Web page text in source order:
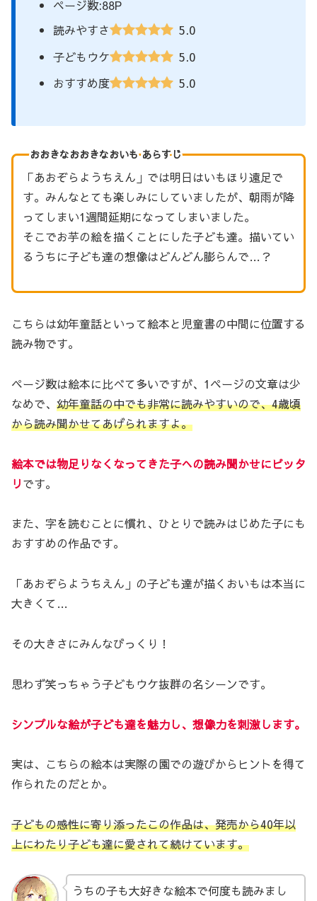
ページ数:88P
読みやすさ
5.0
子どもウケ 5.0
おすすめ度 5.0
おおきなおおきなおいも あらすじ
「あおぞらようちえん」では明日はいもほり遠足で
す。みんなとても楽しみにしていましたが、朝雨が降
ってしまい1週間延期になってしまいました。
そこでお芋の絵を描くことにした子ども達。描いてい
るうちに子ども達の想像はどんどん膨らんで…？
こちらは幼年童話といって絵本と児童書の中間に位置する
読み物です。
ページ数は絵本に比べて多いですが、1ページの文章は少
なめで、 幼年童話の中でも非常に読みやすいので、4歳頃
から読み聞かせてあげられますよ。
絵本では物足りなくなってきた子への読み聞かせにピッタ
リです。
また、字を読むことに慣れ、ひとりで読みはじめた子にも
おすすめの作品です。
「あおぞらようちえん」の子ども達が描くおいもは本当に
大きくて…
その大きさにみんなびっくり！
思わず笑っちゃう子どもウケ抜群の名シーンです。
シンプルな絵が子ども達を魅力し、想像力を刺激します。
実は、こちらの絵本は実際の園での遊びからヒントを得て
作られたのだとか。
子どもの感性に寄り添ったこの作品は、発売から40年以
上にわたり子ども達に愛されて続けています。
うちの子も大好きな絵本で何度も読みまし